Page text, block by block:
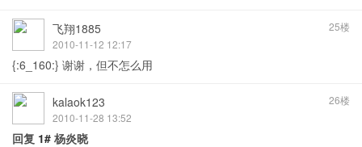
25楼
飞翔1885
2010-11-12 12:17
{:6_160:} 谢谢，但不怎么用
26楼
kalaok123
2010-11-28 13:52
回复 1# 杨炎晓